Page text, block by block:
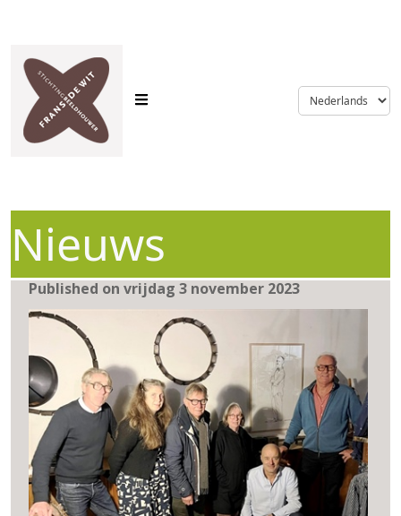
language
Nieuws
Published on vrijdag 3 november 2023